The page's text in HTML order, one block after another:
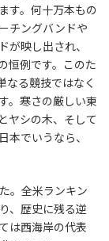
す。何十万本もの
チングバンドや
が映し出され、
恒例です。このた
なる競技ではなく
。寒さの厳しい東
ヤシの木、そして
本でいうなら、
。全米ランキン
、歴史に残る逆
は西海岸の代表